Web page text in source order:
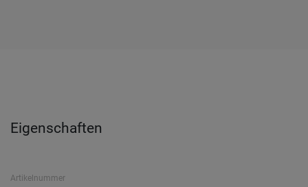
Eigenschaften
Artikelnummer